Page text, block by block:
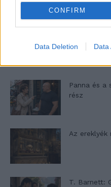
CONFIRM
Data Deletion Data
várakozást
Panna és a
rész
Az ereklyék
T. Barnett: